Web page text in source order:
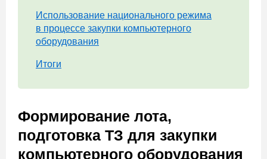
Использование национального режима
в процессе закупки компьютерного
оборудования
Итоги
Формирование лота,
подготовка ТЗ для закупки
компьютерного оборудования